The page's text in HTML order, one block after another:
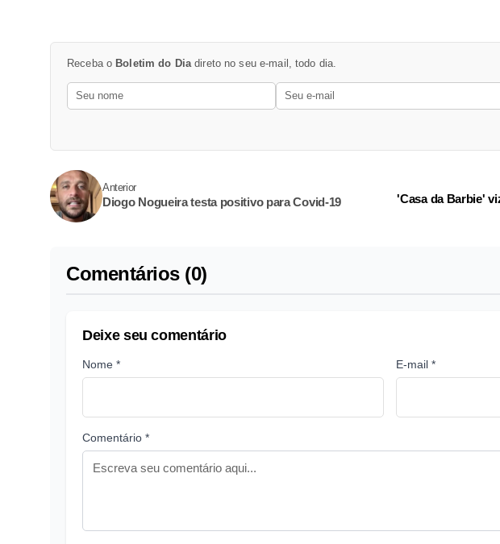
Receba o Boletim do Dia direto no seu e-mail, todo dia.
Anterior
Diogo Nogueira testa positivo para Covid-19
'Casa da Barbie'
Comentários (0)
Deixe seu comentário
Nome * E-mail *
Comentário *